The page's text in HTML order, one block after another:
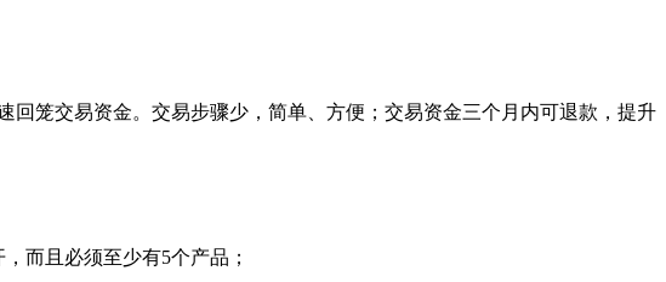
笼交易资金。交易步骤少，简单、方便；交易资金三个月内可退款，提升
而且必须至少有5个产品；